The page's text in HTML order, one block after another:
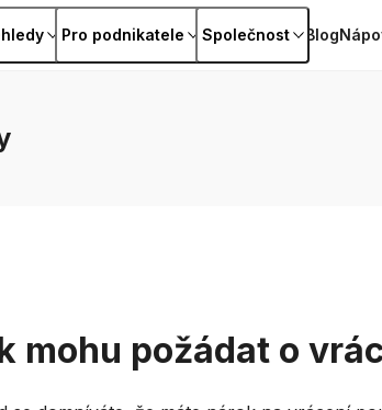
Pro podnikatele Společnost Blog
mohu požádat o